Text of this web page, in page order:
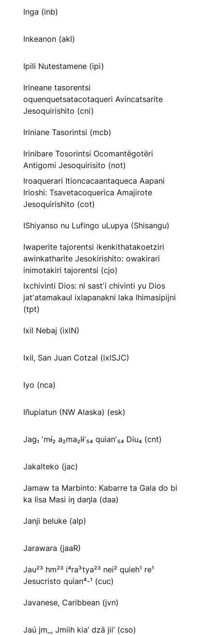
Inga (inb)
Inkeanon (akl)
Ipili Nutestamene (ipi)
Irineane tasorentsi
oquenquetsatacotaqueri Avincatsarite
Jesoquirishito (cni)
Iriniane Tasorintsi (mcb)
Irinibare Tosorintsi Ocomantëgotëri
Antigomi Jesoquirisito (not)
Iroaquerari Itioncacaantaqueca Aapani
Irioshi: Tsavetacoquerica Amajirote
Jesoquirishito (cot)
IShiyanso nu Lufingo uLupya (Shisangu)
Iwaperite tajorentsi ikenkithatakoetziri
awinkatharite Jesokirishito: owakirari
inimotakiri tajorentsi (cjo)
Ixchivinti Dios: ni sastʼi chivinti yu Dios
jatʼatamakaul ixlapanakni laka lhimasipijni
(tpt)
Ixil Nebaj (ixlN)
Ixil, San Juan Cotzal (ixlSJC)
Iyo (nca)
Iñupiatun (NW Alaska) (esk)
Jag₁ ʼmɨ́₂ a₂ma₂lɨʼ₅₄ quianʼ₅₄ Diu₄ (cnt)
Jakalteko (jac)
Jamaw ta Marbinto: Kabarre ta Gala ɗo bi
ka Iisa Masi iŋ daŋla (daa)
Janji beluke (alp)
Jarawara (jaaR)
Jau²³ hm²³ i⁴ra³tya²³ nei² quieh¹ re¹
Jesucristo quian⁴-¹ (cuc)
Javanese, Caribbean (jvn)
Jaú jm_, Jmiih kia’ dzä jii’ (cso)